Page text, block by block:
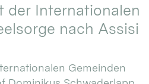
der Internationalen
nach Assisi
Gemeinden